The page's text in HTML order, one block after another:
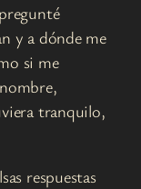
y a dónde me
si me
tranquilo,
respuestas